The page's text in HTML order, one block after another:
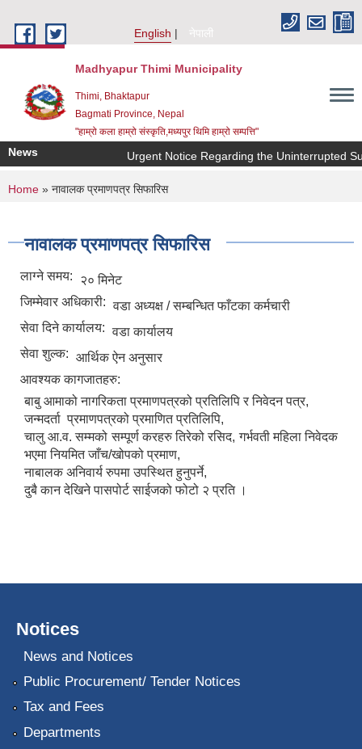
English
नेपाली
Madhyapur Thimi Municipality
Thimi, Bhaktapur
Bagmati Province, Nepal
"हाम्रो कला हाम्रो संस्कृति,मध्यपुर थिमि हाम्रो सम्पत्ति"
News Urgent Notice Regarding the Uninterrupted
You are here
Home » नावालक प्रमाणपत्र सिफारिस
नावालक प्रमाणपत्र सिफारिस
लाग्ने समय:
२० मिनेट
जिम्मेवार अधिकारी: वडा अध्यक्ष / सम्बन्धित फाँटका कर्मचारी
सेवा दिने कार्यालय: वडा कार्यालय
सेवा शुल्क: आर्थिक ऐन अनुसार
आवश्यक कागजातहरु:
बाबु आमाको नागरिकता प्रमाणपत्रको प्रतिलिपि र निवेदन पत्र,
जन्मदर्ता प्रमाणपत्रको प्रमाणित प्रतिलिपि,
चालु आ.व. सम्मको सम्पूर्ण करहरु तिरेको रसिद, गर्भवती महिला निवेदक
भएमा नियमित जाँच/खोपको प्रमाण,
नाबालक अनिवार्य रुपमा उपस्थित हुनुपर्ने,
दुबै कान देखिने पासपोर्ट साईजको फोटो २ प्रति ।
Notices
News and Notices
Public Procurement/ Tender Notices
Tax and Fees
Departments